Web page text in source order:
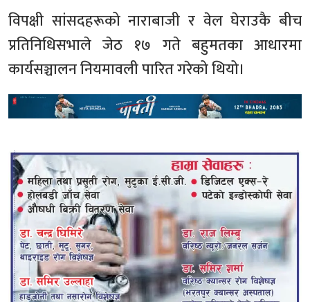
विपक्षी सांसदहरूको नाराबाजी र वेल घेराउकै बीच
प्रतिनिधिसभाले जेठ १७ गते बहुमतका आधारमा
कार्यसञ्चालन नियमावली पारित गरेको थियो।